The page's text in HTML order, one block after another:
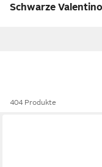
Schwarze
404 Produkte